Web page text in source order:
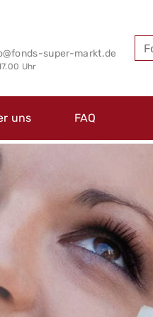
super-markt.de
Uhr
uns FAQ